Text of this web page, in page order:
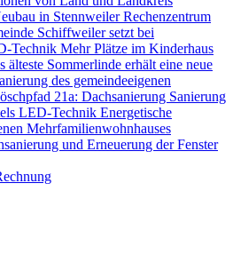
in StennweilerRechenzentrum
Schiffweiler setzt bei
Technik Mehr Plätze im Kinderhaus
älteste Sommerlinde erhält eine neue
des gemeindeeigenen
21a: Dachsanierung Sanierung
LED-Technik Energetische
Mehrfamilienwohnhauses
und Erneuerung der Fenster